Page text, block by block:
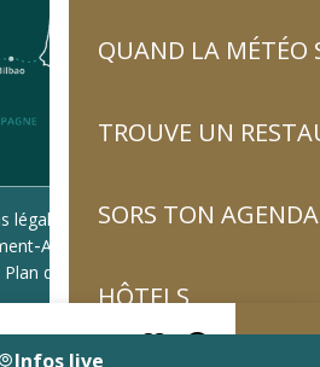
QUAND LA MÉTÉO
TROUVE UN
SORS TON AGENDA
HÔTELS
Infos live
légales Politique de confidentialité-
-Accessibilité : non conforme
Plan du site